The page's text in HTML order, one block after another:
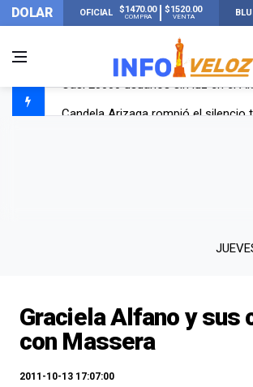
DOLAR OFICIAL $1470.00
COMPRA
$1520.00
VENTA
Candela Arizaga rompió el
Graciela Alfano y sus
con Massera
2011-10-13 17:07:00